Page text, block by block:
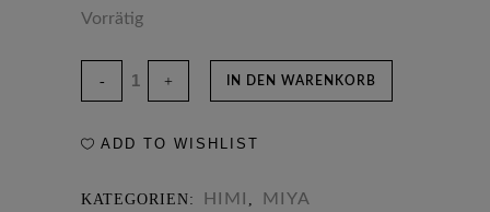
Vorrätig
HIMI
Gouache
IN DEN WARENKORB
ADD TO WISHLIST
KATEGORIEN: HIMI , MIYA